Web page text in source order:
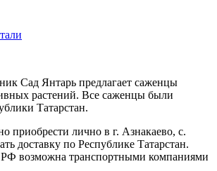
Сад Янтарь предлагает саженцы
растений. Все саженцы были
Татарстан.
лично в г. Азнакаево, с.
доставку по Республике Татарстан.
возможна транспортными компаниями